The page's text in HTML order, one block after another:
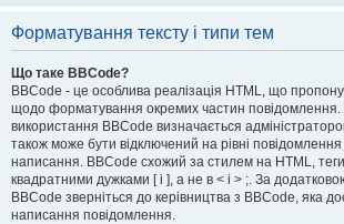
Форматування тексту і типи тем
Що таке BBCode?
BBCode - це особлива реалізація HTML, що
щодо форматування окремих частин повідомлення.
використання BBCode визначається
також може бути відключений на рівні
написання. BBCode схожий за стилем на HTML,
квадратними дужками [ і ], а не в < і > ;. За
BBCode зверніться до керівництва з BBCode, яка
написання повідомлення.